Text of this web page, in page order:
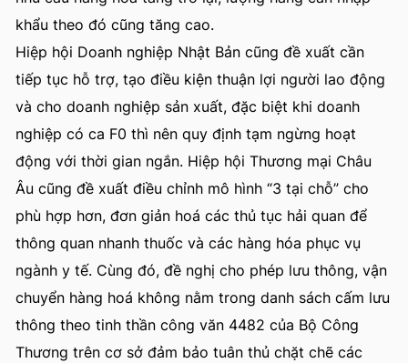
khẩu theo đó cũng tăng cao.
Hiệp hội Doanh nghiệp Nhật Bản cũng đề xuất cần
tiếp tục hỗ trợ, tạo điều kiện thuận lợi người lao động
và cho doanh nghiệp sản xuất, đặc biệt khi doanh
nghiệp có ca F0 thì nên quy định tạm ngừng hoạt
động với thời gian ngắn. Hiệp hội Thương mại Châu
Âu cũng đề xuất điều chỉnh mô hình “3 tại chỗ” cho
phù hợp hơn, đơn giản hoá các thủ tục hải quan để
thông quan nhanh thuốc và các hàng hóa phục vụ
ngành y tế. Cùng đó, đề nghị cho phép lưu thông, vận
chuyển hàng hoá không nằm trong danh sách cấm lưu
thông theo tinh thần công văn 4482 của Bộ Công
Thương trên cơ sở đảm bảo tuân thủ chặt chẽ các